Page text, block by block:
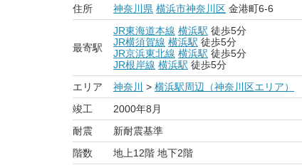
住所 神奈川県 横浜市神奈川区 金港町6-6
最寄駅
JR東海道本線 横浜駅 徒歩5分
JR横須賀線 横浜駅 徒歩5分
JR京浜東北線 横浜駅 徒歩5分
JR根岸線 横浜駅 徒歩5分
エリア
神奈川 > 横浜駅周辺（神奈川区エリア）
竣工
2000年8月
耐震
新耐震基準
階数
地上12階 地下2階